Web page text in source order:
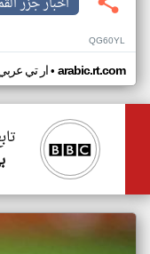
QG60YL
ار تي• arabic.rt.com